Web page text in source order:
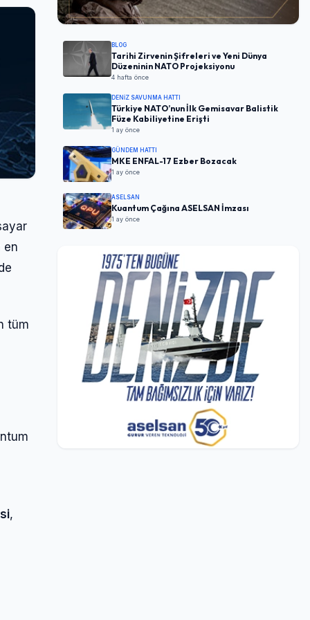
en
tüm
,
BLOG
Tarihi Zirvenin Şifreleri ve Yeni Dünya
Düzeninin NATO Projeksiyonu
4 hafta önce
DENIZ SAVUNMA HATTI
Türkiye NATO’nun İlk Gemisavar Balistik
Füze Kabiliyetine Erişti
1 ay önce
GÜNDEM HATTI
MKE ENFAL-17 Ezber Bozacak
1 ay önce
ASELSAN
Kuantum Çağına ASELSAN İmzası
1 ay önce